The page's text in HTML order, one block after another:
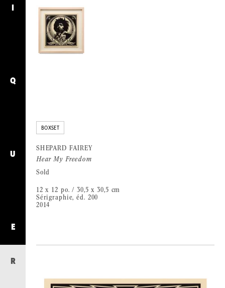
Q
U
E
BOXSET
SHEPARD FAIREY
Hear My Freedom
Sold
12 x 12 po. / 30,5 x 30,5 cm
Sérigraphie, éd. 200
2014
R